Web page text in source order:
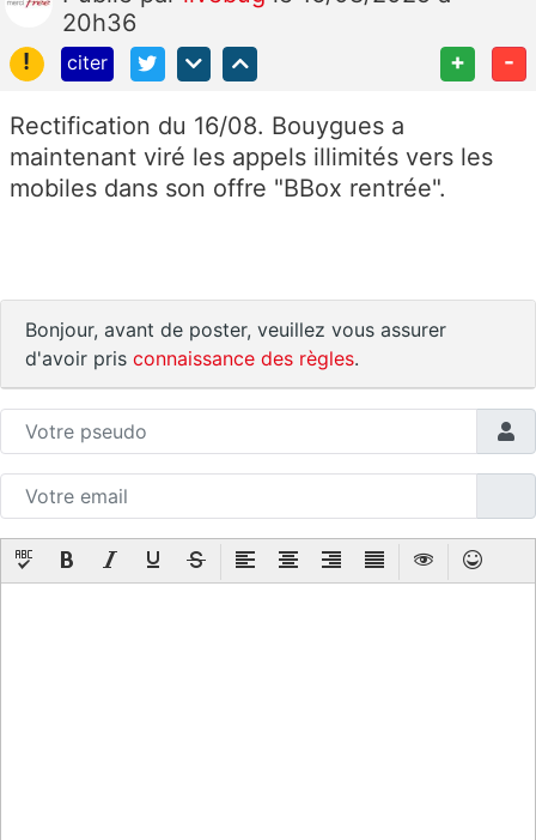
20h36
!
citer + -
Rectification du 16/08. Bouygues a
maintenant viré les appels illimités vers les
mobiles dans son offre "BBox rentrée".
Bonjour, avant de poster, veuillez vous assurer
d'avoir pris connaissance des règles.